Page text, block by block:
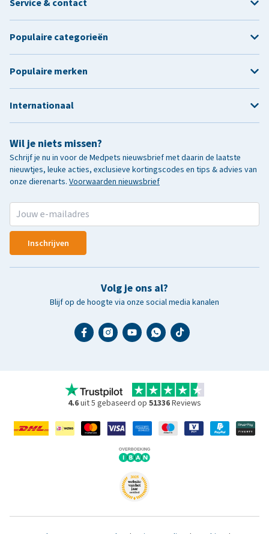
Wil je niets missen?
Schrijf je nu in voor de Medpets nieuwsbrief met daarin de laatste
nieuwtjes, leuke acties, exclusieve kortingscodes en tips & advies van
onze dierenarts. Voorwaarden nieuwsbrief
Inschrijven
Volg je ons al?
Blijf op de hoogte via onze social media kanalen
Service & contact
Populaire categorieën
Populaire merken
Internationaal
4.6uit 5 gebaseerd op 51336Reviews